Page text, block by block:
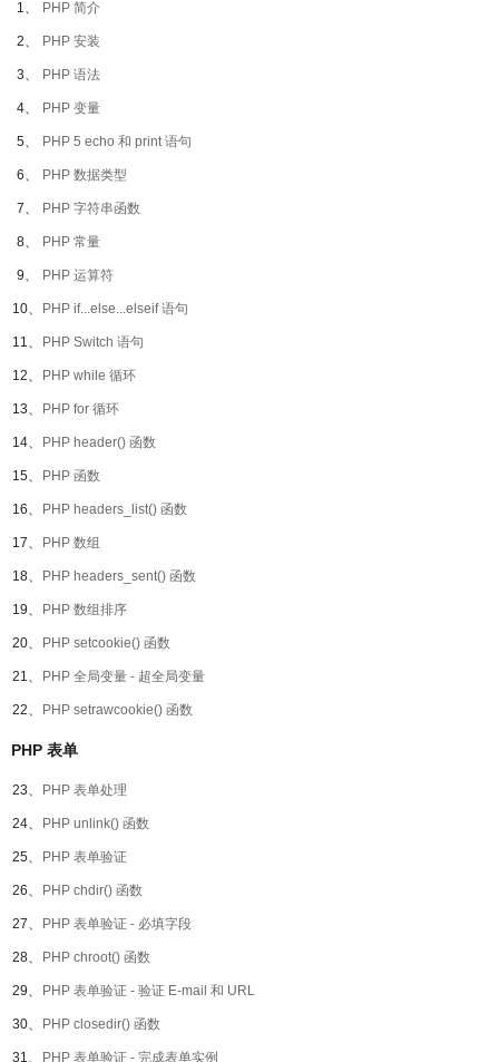
1、 PHP 简介
2、 PHP 安装
3、 PHP 语法
4、 PHP 变量
5、 PHP 5 echo 和 print 语句
6、 PHP 数据类型
7、 PHP 字符串函数
8、 PHP 常量
9、 PHP 运算符
10、 PHP if...else...elseif 语句
11、 PHP Switch 语句
12、 PHP while 循环
13、 PHP for 循环
14、 PHP header() 函数
15、 PHP 函数
16、 PHP headers_list() 函数
17、 PHP 数组
18、 PHP headers_sent() 函数
19、 PHP 数组排序
20、 PHP setcookie() 函数
21、 PHP 全局变量 - 超全局变量
22、 PHP setrawcookie() 函数
PHP 表单
23、 PHP 表单处理
24、 PHP unlink() 函数
25、 PHP 表单验证
26、 PHP chdir() 函数
27、 PHP 表单验证 - 必填字段
28、 PHP chroot() 函数
29、 PHP 表单验证 - 验证 E-mail 和 URL
30、 PHP closedir() 函数
31、 PHP 表单验证 - 完成表单实例